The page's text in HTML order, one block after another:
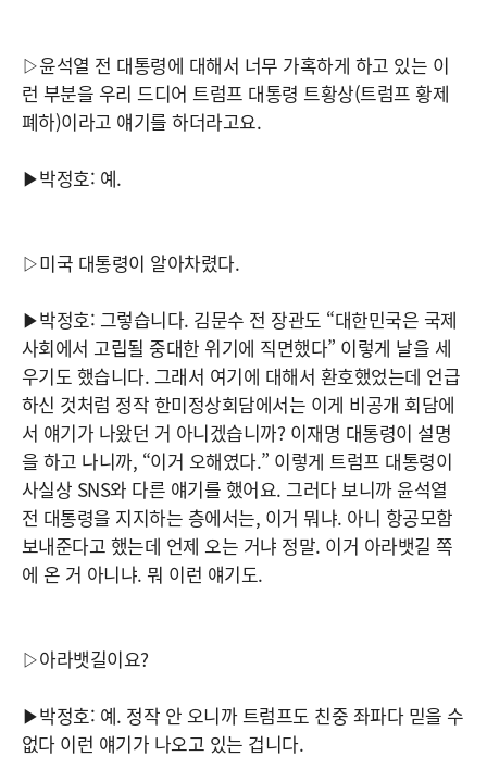
▷윤석열 전 대통령에 대해서 너무 가혹하게 하고 있는 이
런 부분을 우리 드디어 트럼프 대통령 트황상(트럼프 황제
폐하)이라고 얘기를 하더라고요.
▶박정호: 예.
▷미국 대통령이 알아차렸다.
▶박정호: 그렇습니다. 김문수 전 장관도 “대한민국은 국제
사회에서 고립될 중대한 위기에 직면했다” 이렇게 날을 세
우기도 했습니다. 그래서 여기에 대해서 환호했었는데 언급
하신 것처럼 정작 한미정상회담에서는 이게 비공개 회담에
서 얘기가 나왔던 거 아니겠습니까? 이재명 대통령이 설명
을 하고 나니까, “이거 오해였다.” 이렇게 트럼프 대통령이
사실상 SNS와 다른 얘기를 했어요. 그러다 보니까 윤석열
전 대통령을 지지하는 층에서는, 이거 뭐냐. 아니 항공모함
보내준다고 했는데 언제 오는 거냐 정말. 이거 아라뱃길 쪽
에 온 거 아니냐. 뭐 이런 얘기도.
▷아라뱃길이요?
▶박정호: 예. 정작 안 오니까 트럼프도 친중 좌파다 믿을 수
없다 이런 얘기가 나오고 있는 겁니다.